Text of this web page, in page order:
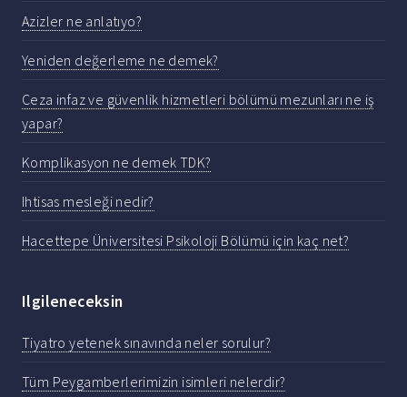
Azizler ne anlatıyo?
Yeniden değerleme ne demek?
Ceza infaz ve güvenlik hizmetleri bölümü mezunları ne iş
yapar?
Komplikasyon ne demek TDK?
Ihtisas mesleği nedir?
Hacettepe Üniversitesi Psikoloji Bölümü için kaç net?
Ilgileneceksin
Tiyatro yetenek sınavında neler sorulur?
Tüm Peygamberlerimizin isimleri nelerdir?